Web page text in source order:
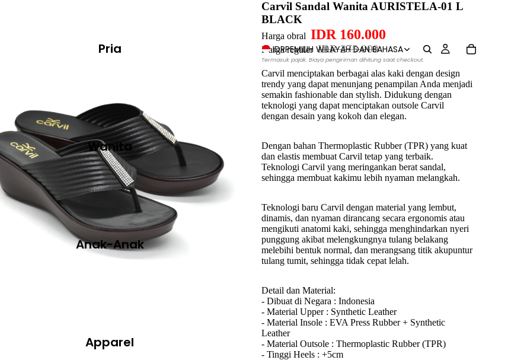
Pria
Wanita
Anak-Anak
Apparel
IDRPEMILIH WILAYAH DAN BAHASA
Carvil Sandal Wanita AURISTELA-01 L
BLACK
Harga obral IDR 160.000
Harga reguler IDR 275.000
Termasuk pajak. Biaya pengiriman dihitung saat checkout.
Carvil menciptakan berbagai alas kaki dengan design
trendy yang dapat menunjang penampilan Anda menjadi
semakin fashionable dan stylish. Didukung dengan
teknologi yang dapat menciptakan outsole Carvil
dengan desain yang kokoh dan elegan.
Dengan bahan Thermoplastic Rubber (TPR) yang kuat
dan elastis membuat Carvil tetap yang terbaik.
Teknologi Carvil yang meringankan berat sandal,
sehingga membuat kakimu lebih nyaman melangkah.
Teknologi baru Carvil dengan material yang lembut,
dinamis, dan nyaman dirancang secara ergonomis atau
mengikuti anatomi kaki, sehingga menghindarkan nyeri
punggung akibat melengkungnya tulang belakang
melebihi bentuk normal, dan merangsang titik akupuntur
tulang tumit, sehingga tidak cepat lelah.
Detail dan Material:
- Dibuat di Negara : Indonesia
- Material Upper : Synthetic Leather
- Material Insole : EVA Press Rubber + Synthetic
Leather
- Material Outsole : Thermoplastic Rubber (TPR)
- Tinggi Heels : +5cm